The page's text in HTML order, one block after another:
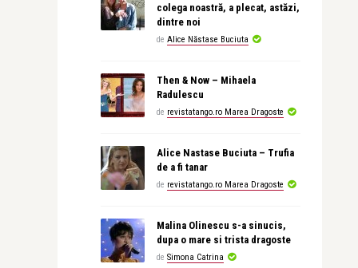
colega noastră, a plecat, astăzi,
dintre noi
de Alice Năstase Buciuta
Then & Now – Mihaela
Radulescu
de revistatango.ro Marea Dragoste
Alice Nastase Buciuta – Trufia
de a fi tanar
de revistatango.ro Marea Dragoste
Malina Olinescu s-a sinucis,
dupa o mare si trista dragoste
de Simona Catrina